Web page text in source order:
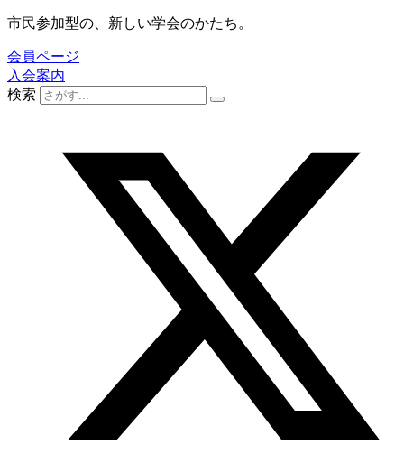
コ
テ
ン
ツ
市民参加型の、新しい学会のかたち。
会員ページ
入会案内
検索